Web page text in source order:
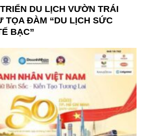
DU LỊCH VƯỜN TRÁI
TỌA ĐÀM “DU LỊCH SỨC
BẠC”